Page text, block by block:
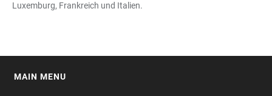
Luxemburg, Frankreich und Italien.
MAIN MENU